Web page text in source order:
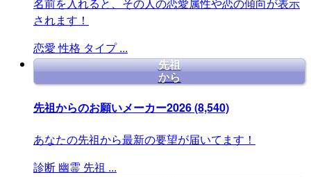
されます！
恋愛 性格 タイプ ...
先祖
から
先祖からのお願いメーカー2026(8,540)
あなたの先祖から最新の要望が届いてます！
診断 幽霊 先祖 ...